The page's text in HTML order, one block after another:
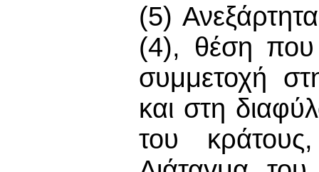
(5)
(4), θέση που
συμμετοχή
και στη
του